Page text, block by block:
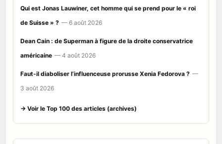
Qui est Jonas Lauwiner, cet homme qui se prend pour le « roi
de Suisse » ? — 6 août 2026
Dean Cain : de Superman à figure de la droite conservatrice
américaine — 4 août 2026
Faut-il diaboliser l’influenceuse prorusse Xenia Fedorova ? —
3 août 2026
→ Voir le Top 100 des articles (archives)